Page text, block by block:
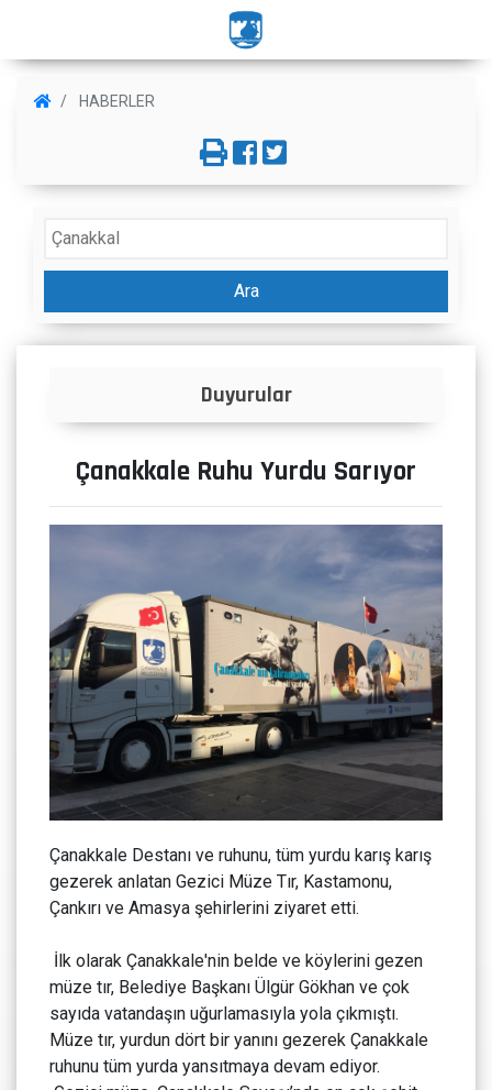
HABERLER
Ara
İlanlar
Çanakkale Ruhu Yurdu Sarıyor
Çanakkale Destanı ve ruhunu, tüm yurdu karış karış
gezerek anlatan Gezici Müze Tır, Kastamonu,
Çankırı ve Amasya şehirlerini ziyaret etti.
İlk olarak Çanakkale'nin belde ve köylerini gezen
müze tır, Belediye Başkanı Ülgür Gökhan ve çok
sayıda vatandaşın uğurlamasıyla yola çıkmıştı.
Müze tır, yurdun dört bir yanını gezerek Çanakkale
ruhunu tüm yurda yansıtmaya devam ediyor.